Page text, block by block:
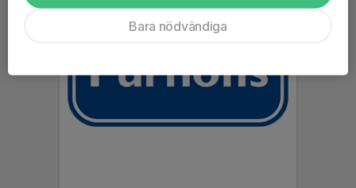
Bara nödvändiga